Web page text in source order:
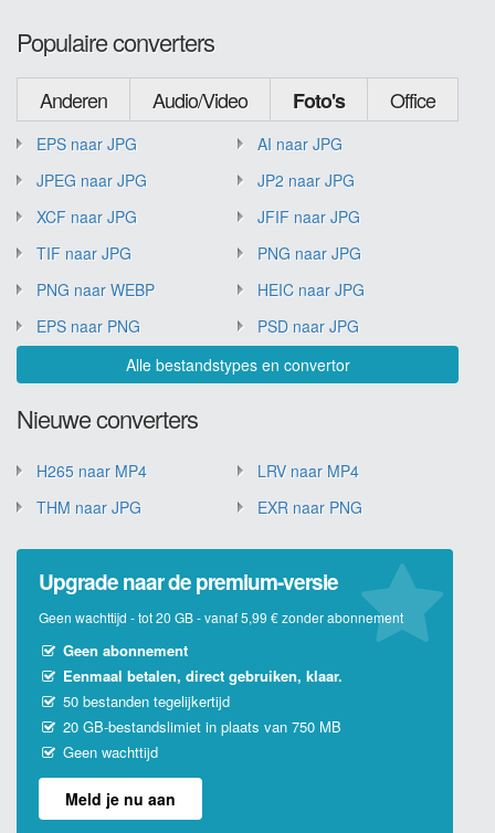
Populaire converters
Anderen Audio/Video Foto's Office
EPS naar JPG
AI naar JPG
JPEG naar JPG
JP2 naar JPG
XCF naar JPG
JFIF naar JPG
TIF naar JPG
PNG naar JPG
PNG naar WEBP
HEIC naar JPG
EPS naar PNG
PSD naar JPG
Alle bestandstypes en convertor
Nieuwe converters
H265 naar MP4
LRV naar MP4
THM naar JPG
EXR naar PNG
Upgrade naar de premium-versie
Geen wachttijd - tot 20 GB - vanaf 5,99 € zonder abonnement
Geen abonnement
Eenmaal betalen, direct gebruiken, klaar.
50 bestanden tegelijkertijd
20 GB-bestandslimiet in plaats van 750 MB
Geen wachttijd
Meld je nu aan